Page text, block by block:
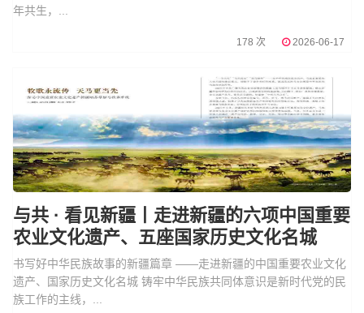
年共生，...
178 次 2026-06-17
与共 · 看见新疆丨走进新疆的六项中国重要
农业文化遗产、五座国家历史文化名城
书写好中华民族故事的新疆篇章 ——走进新疆的中国重要农业文化
遗产、国家历史文化名城 铸牢中华民族共同体意识是新时代党的民
族工作的主线，...